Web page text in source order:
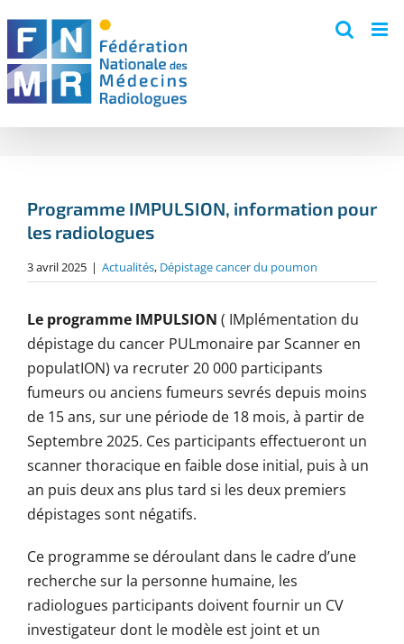
content
Programme IMPULSION, information pour
les radiologues
3 avril 2025 | Actualités, Dépistage cancer du poumon
Le programme IMPULSION ( IMplémentation du
dépistage du cancer PULmonaire par Scanner en
populatION) va recruter 20 000 participants
fumeurs ou anciens fumeurs sevrés depuis moins
de 15 ans, sur une période de 18 mois, à partir de
Septembre 2025. Ces participants effectueront un
scanner thoracique en faible dose initial, puis à un
an puis deux ans plus tard si les deux premiers
dépistages sont négatifs.
Ce programme se déroulant dans le cadre d’une
recherche sur la personne humaine, les
radiologues participants doivent fournir un CV
investigateur dont le modèle est joint et un